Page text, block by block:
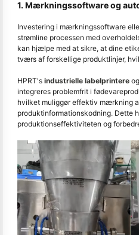
1. Mærkningssoftware og
Investering i mærkningssoftware
strømline processen med
kan hjælpe med at sikre, at dine
tværs af forskellige produktlinjer,
HPRT's industrielle labelprintere
integreres problemfrit i
hvilket muliggør effektiv mærkning
produktinformationskodning. Dette
produktionseffektiviteten og